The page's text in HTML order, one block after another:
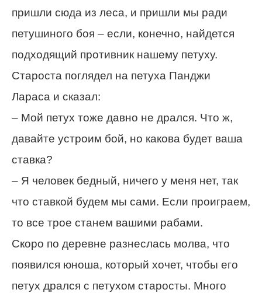
пришли сюда из леса, и пришли мы ради
петушиного боя – если, конечно, найдется
подходящий противник нашему петуху.
Староста поглядел на петуха Панджи
Лараса и сказал:
– Мой петух тоже давно не дрался. Что ж,
давайте устроим бой, но какова будет ваша
ставка?
– Я человек бедный, ничего у меня нет, так
что ставкой будем мы сами. Если проиграем,
то все трое станем вашими рабами.
Скоро по деревне разнеслась молва, что
появился юноша, который хочет, чтобы его
петух дрался с петухом старосты. Много